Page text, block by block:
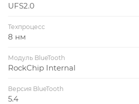
UFS2.0
Техпроцесс
8 нм
Модуль BlueTooth
RockChip Internal
Версия BlueTooth
5.4